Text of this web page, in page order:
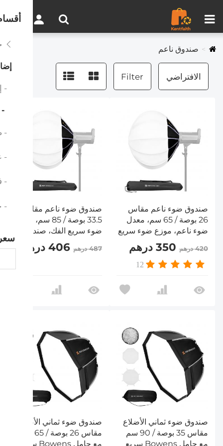
0
صندوق ناعم
-
-
-
-
-
-
الافتراضي Filter
صندوق ضوء ناعم مقاس
26 بوصة / 65 سم، معدل
ضوء ناعم، موزع ضوء سريع
الفك، صندوق ضوء ناعم
متوافق مع حامل Bowens
مع حقيبة حمل للتصوير
Speedlite وMonolight
في الاستوديو
420 درهم 350 درهم
12
صندوق ضوء ناعم مقاس
33.5 بوصة / 85 سم، موزع
ضوء سريع الفك، صندوق
ضوء ناعم متوافق مع حامل
Bowens مع حقيبة حمل
في الاستوديو
487 درهم 406 درهم
صندوق ضوء ثماني الأضلاع
مقاس 35 بوصة / 90 سم
مع حامل Bowens سريع
صندوق ضوء ثماني الأضلاع
مقاس 26 بوصة / 65 سم
مع حامل Bowens سريع